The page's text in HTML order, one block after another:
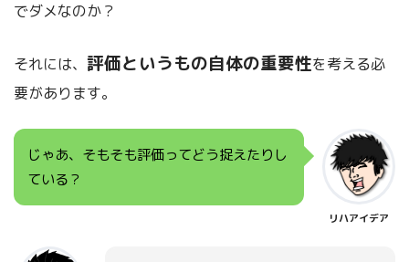
でダメなのか？
それには、 評価というもの自体の重要性を考える必
要があります。
じゃあ、そもそも評価ってどう捉えたりし
ている？
リハアイデア